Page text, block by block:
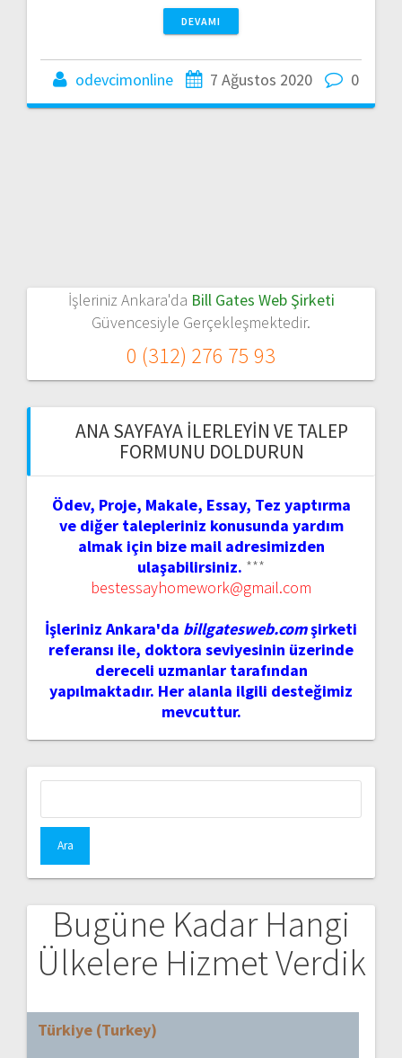
DEVAMI
odevcimonline 7 Ağustos 2020 0
İşleriniz Ankara'da Bill Gates Web Şirketi
Güvencesiyle Gerçekleşmektedir.
0 (312) 276 75 93
ANA SAYFAYA İLERLEYIN VE TALEP
FORMUNU DOLDURUN
Ödev, Proje, Makale, Essay, Tez yaptırma
ve diğer talepleriniz konusunda yardım
almak için bize mail adresimizden
ulaşabilirsiniz. ***
bestessayhomework@gmail.com
İşleriniz Ankara'da billgatesweb.comşirketi
referansı ile, doktora seviyesinin üzerinde
dereceli uzmanlar tarafından
yapılmaktadır. Her alanla ilgili desteğimiz
mevcuttur.
Bugüne Kadar Hangi
Ülkelere Hizmet Verdik
Türkiye (Turkey)